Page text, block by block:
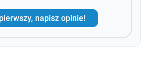
napisz opinie!